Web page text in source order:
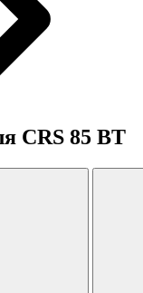
CRS 85 BT